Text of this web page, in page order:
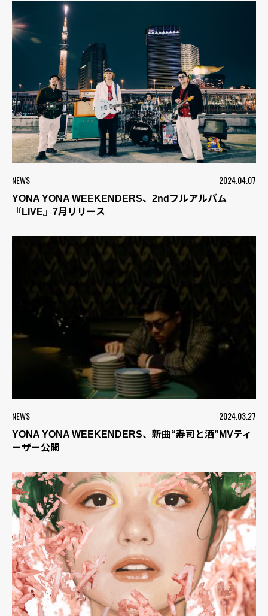
NEWS 2024.04.07
YONA YONA WEEKENDERS、2ndフルアルバム
『LIVE』7月リリース
NEWS 2024.03.27
YONA YONA WEEKENDERS、新曲“寿司と酒”MVティ
ーザー公開